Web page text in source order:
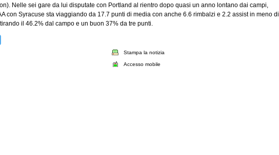
Nelle sei gare da lui disputate con Portland al rientro dopo quasi un anno lontano dai campi,
con Syracuse sta viaggiando da 17.7 punti di media con anche 6.6 rimbalzi e 2.2 assist in meno di
il 46.2% dal campo e un buon 37% da tre punti.
Stampa la notizia
Accesso mobile